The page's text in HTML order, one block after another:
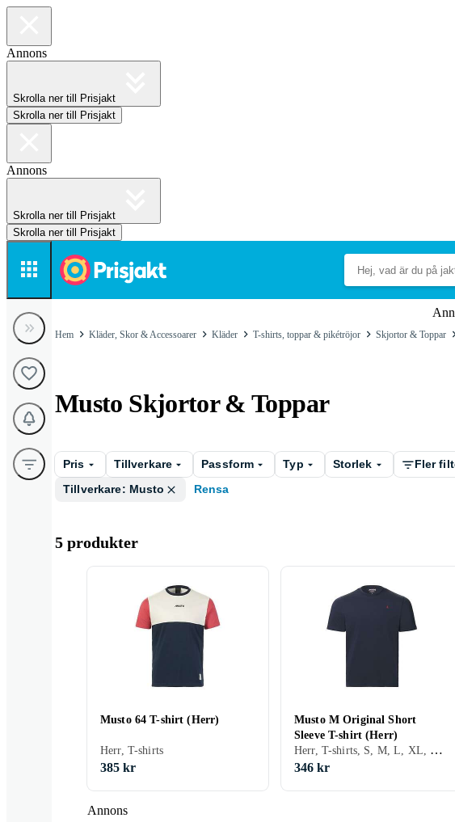
Annons
Skrolla ner till Prisjakt
Skrolla ner till Prisjakt
Annons
Skrolla ner till Prisjakt
Skrolla ner till Prisjakt
Hem Kläder, Skor & Accessoarer Kläder T-shirts, toppar & pikétröjor Skjortor & Toppar
Musto Skjortor & Toppar
Pris Tillverkare Passform Typ Storlek
Fler
Tillverkare: Musto
Rensa
5 produkter
Annons
Musto 64 T-shirt (Herr)
Herr, T-shirts
385 kr
Musto M Original Short
Sleeve T-shirt (Herr)
Herr, T-shirts, S, M, L, XL, XXL
346 kr